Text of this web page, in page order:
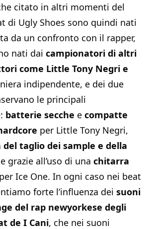
citato in altri momenti del
di Ugly Shoes sono quindi nati
da un confronto con il rapper,
nati dai campionatori di altri
come Little Tony Negri e
indipendente, e dei due
le principali
batterie secche e compatte
per Little Tony Negri,
del taglio dei sample e della
grazie all’uso di una chitarra
Ice One. In ogni caso nei beat
forte l’influenza dei suoni
del rap newyorkese degli
de I Cani, che nei suoni